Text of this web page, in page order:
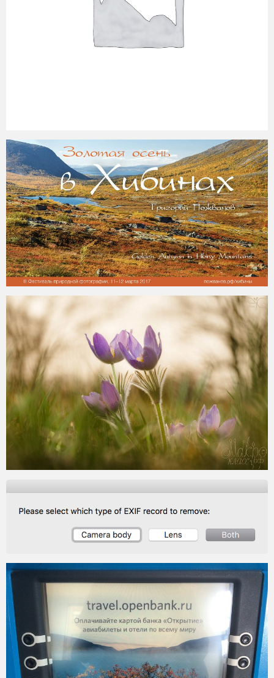
2017-07-16
2017-03-07
2016-07-12